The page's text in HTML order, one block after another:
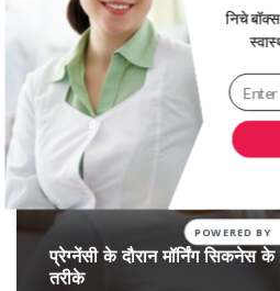
प्रेग्‍नेंसी के दौरान मॉर्निंग सिकनेस
तरीके
निचे